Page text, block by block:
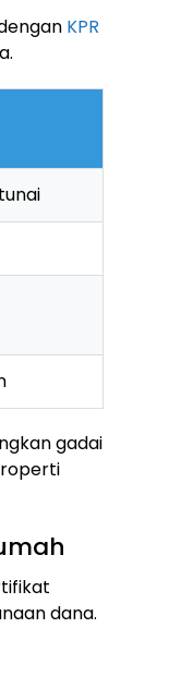
KPR
gadai
dana.